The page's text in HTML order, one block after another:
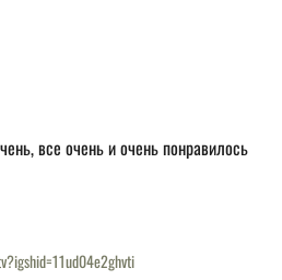
все очень и очень понравилось